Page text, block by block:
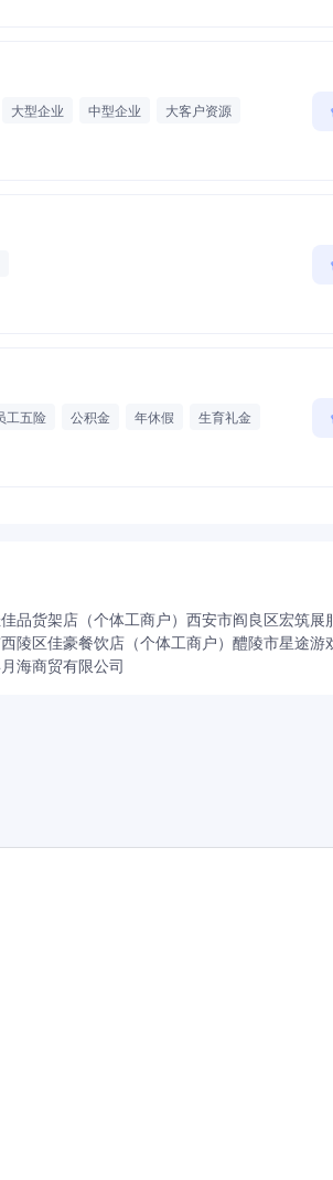
大型企业 中型企业
大客户资源
工五险 公积金 年休假
生育礼金
品货架店（个体工商户） 西安市阎良区宏筑展
陵区佳豪餐饮店（个体工商户） 醴陵市星途游
海商贸有限公司